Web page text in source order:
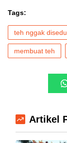
Tags:
teh nggak
membuat teh
Artikel